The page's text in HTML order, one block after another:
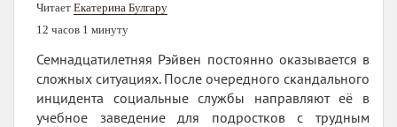
Читает Екатерина Булгару
12 часов 1 минуту
Семнадцатилетняя Рэйвен постоянно оказывается в
сложных ситуациях. После очередного скандального
инцидента социальные службы направляют её в
учебное заведение для подростков с трудным